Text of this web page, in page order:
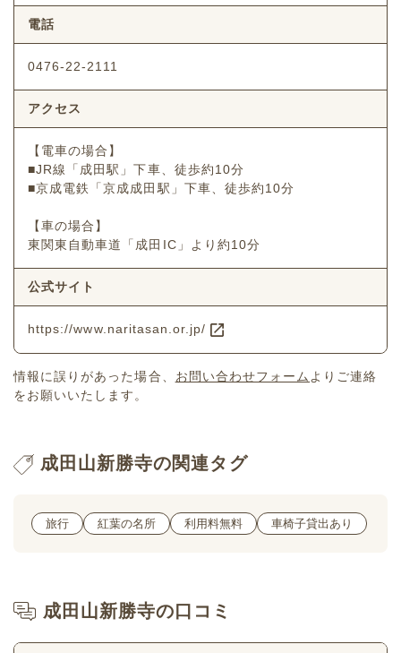
電話
0476-22-2111
アクセス
【電車の場合】
■JR線「成田駅」下車、徒歩約10分
■京成電鉄「京成成田駅」下車、徒歩約10分
【車の場合】
東関東自動車道「成田IC」より約10分
公式サイト
https://www.naritasan.or.jp/
情報に誤りがあった場合、 お問い合わせフォーム よりご連絡
をお願いいたします。
成田山新勝寺の関連タグ
旅行 紅葉の名所 利用料無料 車椅子貸出あり
成田山新勝寺の口コミ